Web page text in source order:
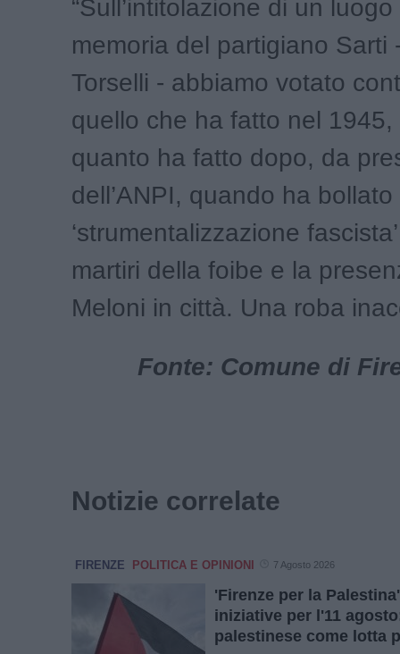
“Sull’intitolazione di un
memoria del partigiano Sarti
Torselli - abbiamo votato
quello che ha fatto nel 1945,
quanto ha fatto dopo, da
dell’ANPI, quando ha
‘strumentalizzazione
martiri della foibe e la
Meloni in città. Una roba
Fonte: Comune di
Notizie correlate
FIRENZE POLITICA E OPINIONI 7 Agosto 2026
'Firenze per la
iniziative per l'11
palestinese come lotta